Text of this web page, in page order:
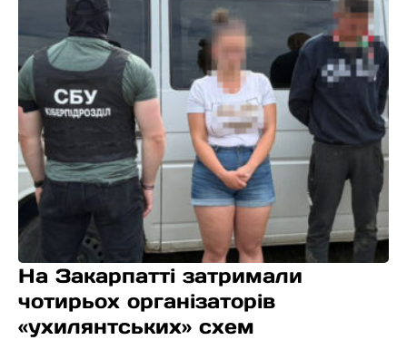
На Закарпатті затримали
чотирьох організаторів
«ухилянтських» схем